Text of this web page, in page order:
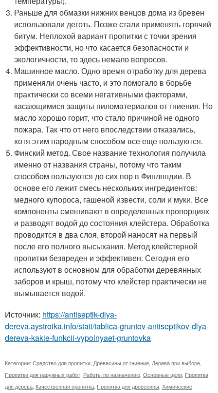
Раньше для обмазки нижних венцов дома из бревен
использовали деготь. Позже стали применять горячий
битум. Неплохой вариант пропитки с точки зрения
эффективности, но что касается безопасности и
экологичности, то здесь немало вопросов.
Машинное масло. Одно время отработку для дерева
применяли очень часто, и это помогало в борьбе
практически со всеми негативными факторами,
касающимися защиты пиломатериалов от гниения. Но
масло хорошо горит, что стало причиной не одного
пожара. Так что от него впоследствии отказались,
хотя этим народным способом все еще пользуются.
Финский метод. Свое название технология получила
именно от названия страны, потому что таким
способом пользуются до сих пор в Финляндии. В
основе его лежит смесь нескольких ингредиентов:
медного купороса, гашеной извести, соли и муки. Все
компоненты смешивают в определенных пропорциях
и разводят водой до состояния клейстера. Обработка
проводится в два слоя, второй наносят на первый
после его полного высыхания. Метод клейстерной
пропитки безвреден и эффективен. Сегодня его
используют в основном для обработки деревянных
заборов и крыш, потому что клейстер практически не
вымывается водой.
Источник: https://antiseptik-dlya-
dereva.aystroika.info/stati/tablica-gruntov-antiseptikov-dlya-
dereva-kakie-funkcii-vypolnyaet-gruntovka
Категории: Средство для пропитки Древесины от гниения Дерева при выборе
Пропитки для наружных работ Работы по назначению Основные цели Пропитка
для дерева Качественная пропитка Пропитка для древесины Химические